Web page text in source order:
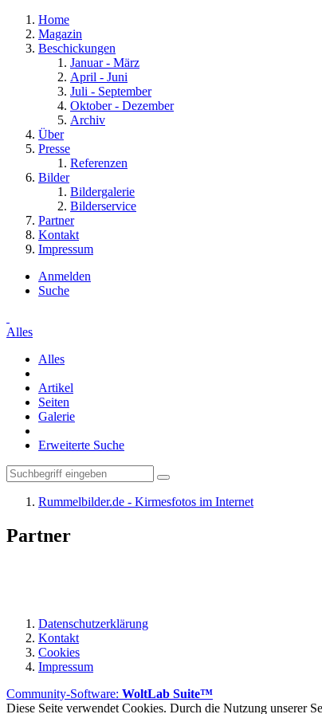
Home
Magazin
Beschickungen
Januar - März
April - Juni
Juli - September
Oktober - Dezember
Archiv
Über
Presse
Referenzen
Bilder
Bildergalerie
Bilderservice
Partner
Kontakt
Impressum
Anmelden
Suche
Alles
Alles
Artikel
Seiten
Galerie
Erweiterte Suche
Rummelbilder.de - Kirmesfotos im Internet
Partner
Datenschutzerklärung
Kontakt
Cookies
Impressum
Community-Software: WoltLab Suite™
Diese Seite verwendet Cookies. Durch die Nutzung unserer